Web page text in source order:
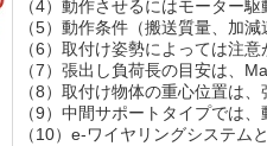
（4）動作させるにはモーター
（5）動作条件（搬送質量、加
（6）取付け姿勢によっては注
（7）張出し負荷長の目安は、
（8）取付け物体の重心位置は
（9）中間サポートタイプでは
（10）e-ワイヤリングシステム